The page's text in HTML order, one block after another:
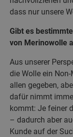
dass nur unsere
Gibt es
von Merinowolle
Aus unserer
die Wolle ein
allen gegeben,
dafür nimmt
kommt: Je feiner
– dadurch aber
Kunde auf der